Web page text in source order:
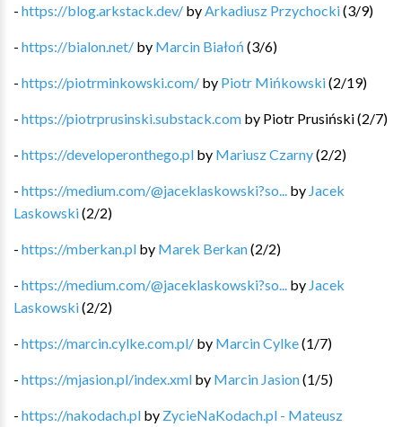
- https://blog.arkstack.dev/ by Arkadiusz Przychocki(3/9)
- https://bialon.net/ by Marcin Białoń (3/6)
- https://piotrminkowski.com/ by Piotr Mińkowski(2/19)
- https://piotrprusinski.substack.com by Piotr Prusiński(2/7)
- https://developeronthego.pl by Mariusz Czarny(2/2)
- https://medium.com/@jaceklaskowski?so... by Jacek
Laskowski(2/2)
- https://mberkan.pl by Marek Berkan(2/2)
- https://medium.com/@jaceklaskowski?so... by Jacek
Laskowski(2/2)
- https://marcin.cylke.com.pl/ by Marcin Cylke(1/7)
- https://mjasion.pl/index.xml by Marcin Jasion(1/5)
- https://nakodach.pl by ZycieNaKodach.pl - Mateusz